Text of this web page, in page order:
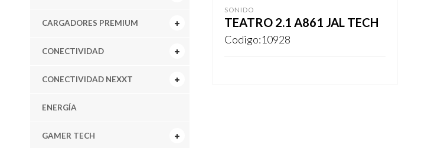
CARGADORES PREMIUM
CONECTIVIDAD
CONECTIVIDAD NEXXT
ENERGÍA
GAMER TECH
SONIDO
TEATRO 2.1 A861 JAL TECH
Codigo:10928